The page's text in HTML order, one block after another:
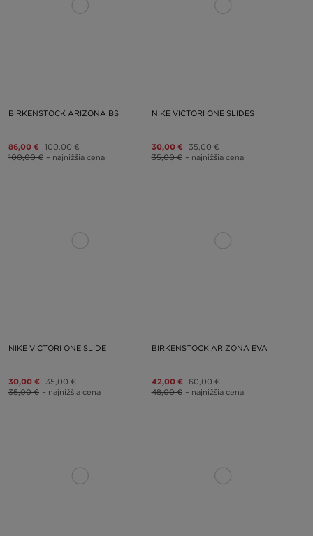
BIRKENSTOCK ARIZONA BS
86,00 € 100,00 €
100,00 € – najnižšia cena
NIKE VICTORI ONE SLIDES
30,00 € 35,00 €
35,00 € – najnižšia cena
NIKE VICTORI ONE SLIDE
30,00 € 35,00 €
35,00 € – najnižšia cena
BIRKENSTOCK ARIZONA EVA
42,00 € 60,00 €
48,00 € – najnižšia cena